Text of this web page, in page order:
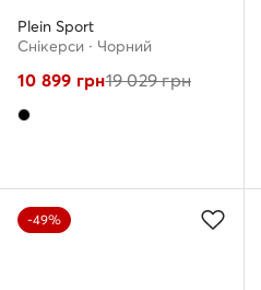
Plein Sport
Снікерcи · Чорний
10 899 грн19 029грн
-49%